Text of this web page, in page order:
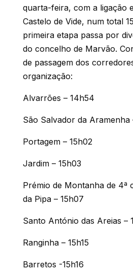
quarta-feira, com a ligação
Castelo de Vide, num total
primeira etapa passa por
do concelho de Marvão.
de passagem dos
organização:
Alvarrões – 14h54
São Salvador da Aramenha
Portagem – 15h02
Jardim – 15h03
Prémio de Montanha de 4ª
da Pipa – 15h07
Santo António das Areias –
Ranginha – 15h15
Barretos -15h16